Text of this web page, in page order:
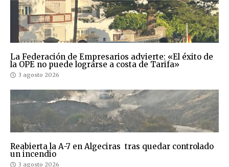
La Federación de Empresarios advierte: «El éxito de
la OPE no puede lograrse a costa de Tarifa»
3 agosto 2026
Reabierta la A-7 en Algeciras tras quedar controlado
un incendio
3 agosto 2026